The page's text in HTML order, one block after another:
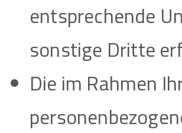
entsprechende
sonstige Dritte
Die im Rahmen